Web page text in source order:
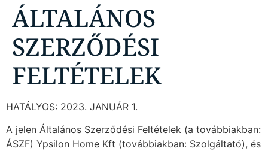
ÁLTALÁNOS
SZERZŐDÉSI
FELTÉTELEK
HATÁLYOS: 2023. JANUÁR 1.
A jelen Általános Szerződési Feltételek (a továbbiakban:
ÁSZF) Ypsilon Home Kft (továbbiakban: Szolgáltató), és